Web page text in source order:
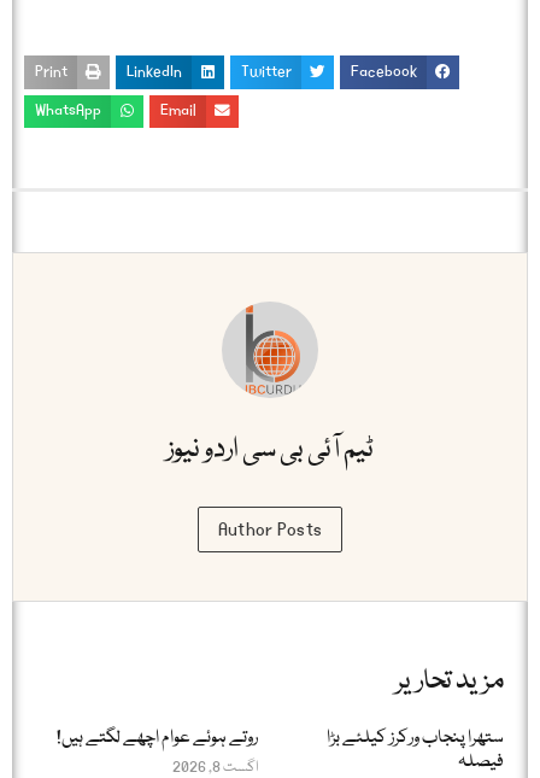
Facebook
Twitter
LinkedIn
Print
Email
WhatsApp
ٹیم آئی بی سی اردو نیوز
Author Posts
مزید تحاریر
ستھرا پنجاب ورکرز کیلئے بڑا
فیصلہ
روتے ہوئے عوام اچھے لگتے ہیں!
اگست 8, 2026